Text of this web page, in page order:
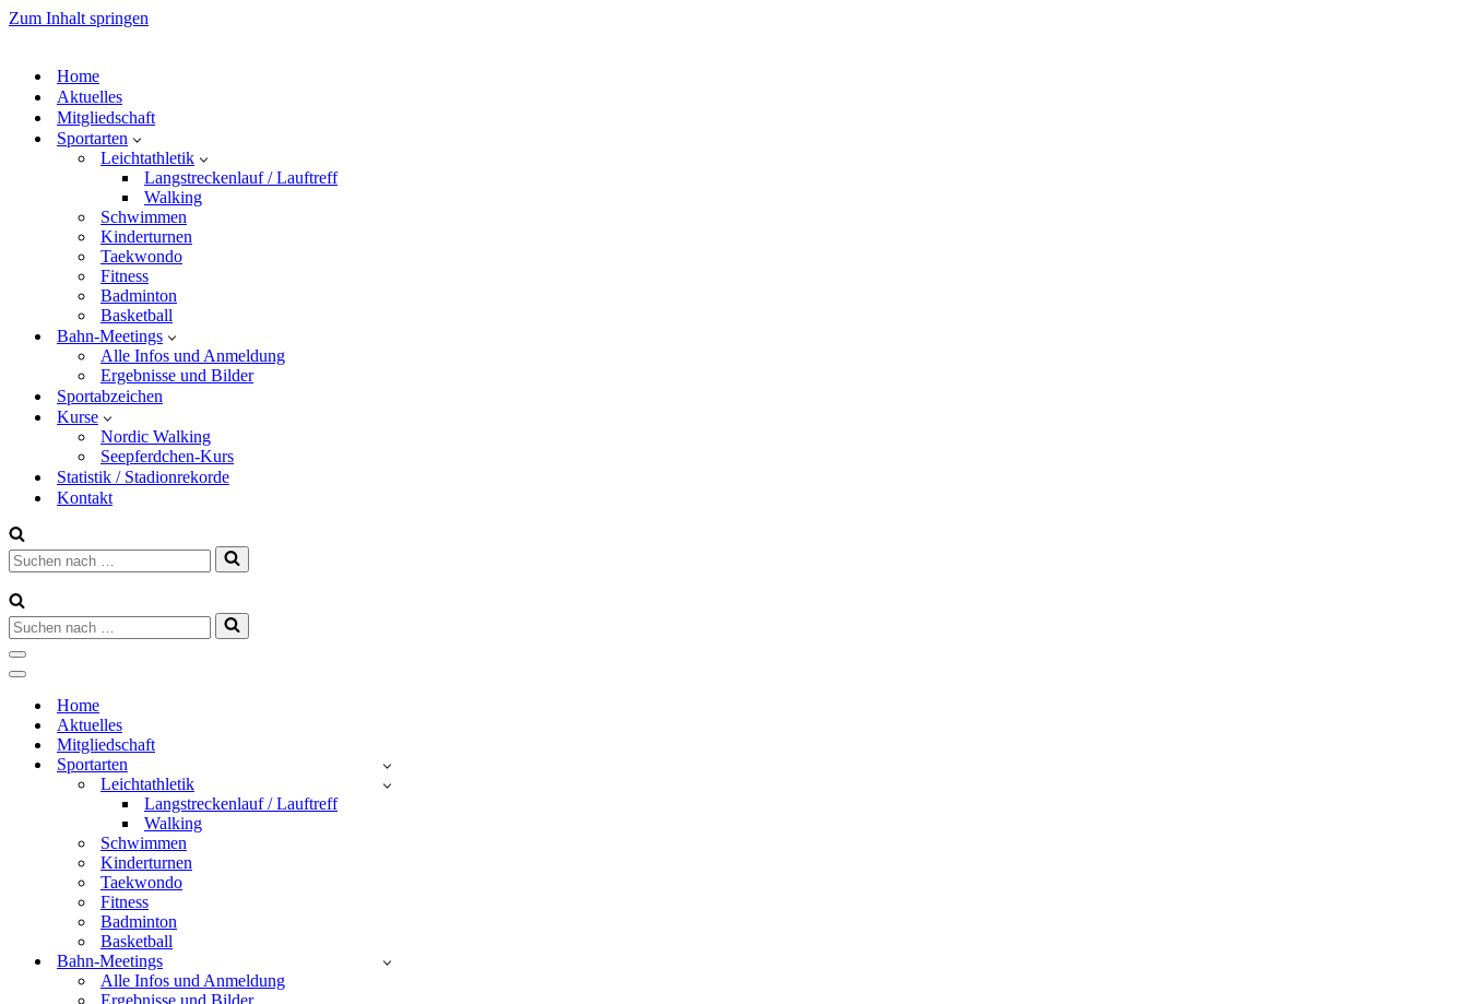
Zum Inhalt springen
Home
Aktuelles
Mitgliedschaft
Sportarten
Leichtathletik
Langstreckenlauf / Lauftreff
Walking
Schwimmen
Kinderturnen
Taekwondo
Fitness
Badminton
Basketball
Bahn-Meetings
Alle Infos und Anmeldung
Ergebnisse und Bilder
Sportabzeichen
Kurse
Nordic Walking
Seepferdchen-Kurs
Statistik / Stadionrekorde
Kontakt
Suchen
nach …
Suchen
nach …
Navigationsmenü
Navigationsmenü
Home
Aktuelles
Mitgliedschaft
Sportarten
Leichtathletik
Langstreckenlauf / Lauftreff
Walking
Schwimmen
Kinderturnen
Taekwondo
Fitness
Badminton
Basketball
Bahn-Meetings
Alle Infos und Anmeldung
Ergebnisse und Bilder